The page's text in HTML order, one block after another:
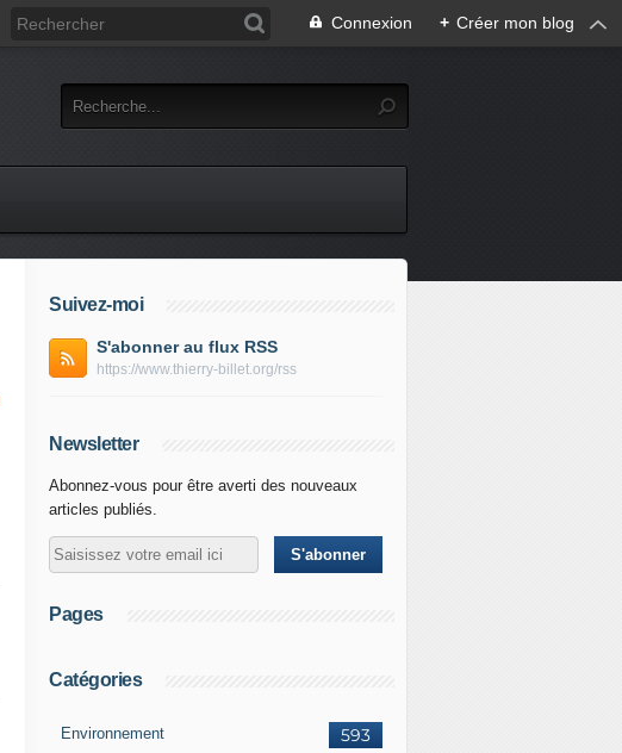
Connexion + Créer mon blog
Suivez-moi
S'abonner au flux RSS
https://www.thierry-billet.org/rss
Newsletter
Abonnez-vous pour être averti des nouveaux
articles publiés.
Pages
Catégories
593
Environnement